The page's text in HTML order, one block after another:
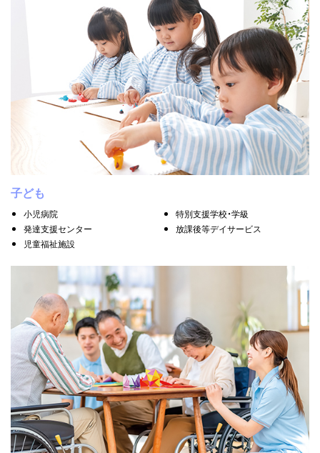
子ども
小児病院
特別支援学校・学級
発達支援センター
放課後等デイサービス
児童福祉施設